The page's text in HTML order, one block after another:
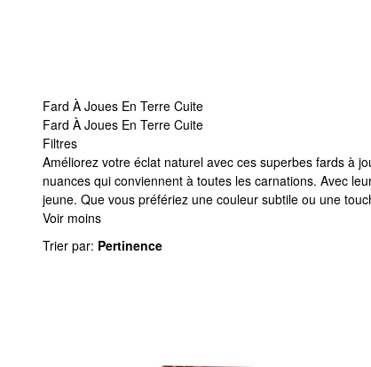
Fard À Joues En Terre Cuite
Fard À Joues En Terre Cuite
Filtres
Fard À Joues En Terre Cuite
Améliorez votre éclat naturel avec ces superbes fards à
nuances qui conviennent à toutes les carnations. Avec
jeune. Que vous préfériez une couleur subtile ou une
Voir moins
Trier par: Pertinence